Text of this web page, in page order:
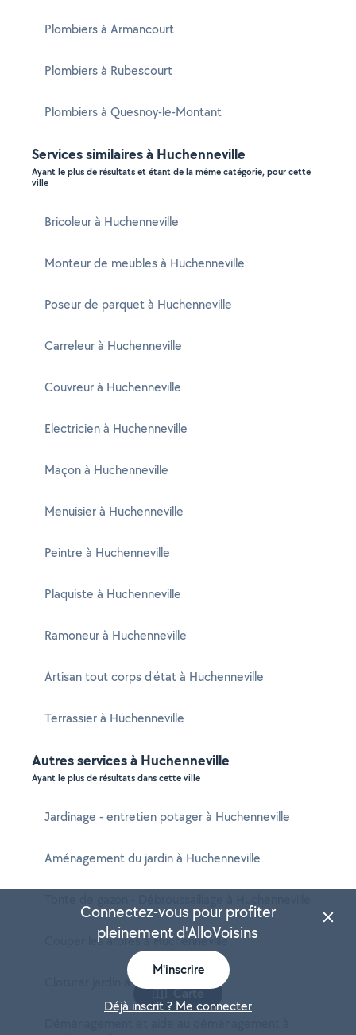
Plombiers à Armancourt
Plombiers à Rubescourt
Plombiers à Quesnoy-le-Montant
Services similaires à Huchenneville
Ayant le plus de résultats et étant de la même catégorie, pour cette
ville
Bricoleur à Huchenneville
Monteur de meubles à Huchenneville
Poseur de parquet à Huchenneville
Carreleur à Huchenneville
Couvreur à Huchenneville
Electricien à Huchenneville
Maçon à Huchenneville
Menuisier à Huchenneville
Peintre à Huchenneville
Plaquiste à Huchenneville
Ramoneur à Huchenneville
Artisan tout corps d'état à Huchenneville
Terrassier à Huchenneville
Autres services à Huchenneville
Ayant le plus de résultats dans cette ville
Jardinage - entretien potager à Huchenneville
Aménagement du jardin à Huchenneville
Couper les arbres à Huchenneville
Cloturer jardin à Huchenneville
Carte
Connectez-vous pour profiter
pleinement d'AlloVoisins
M'inscrire
Déjà inscrit ? Me connecter